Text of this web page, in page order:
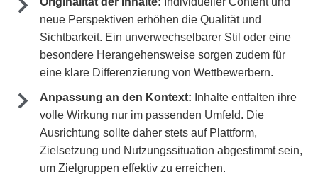
neue Perspektiven erhöhen die Qualität und
Sichtbarkeit. Ein unverwechselbarer Stil oder eine
besondere Herangehensweise sorgen zudem für
eine klare Differenzierung von Wettbewerbern.
Anpassung an den Kontext: Inhalte entfalten ihre
volle Wirkung nur im passenden Umfeld. Die
Ausrichtung sollte daher stets auf Plattform,
Zielsetzung und Nutzungssituation abgestimmt sein,
um Zielgruppen effektiv zu erreichen.